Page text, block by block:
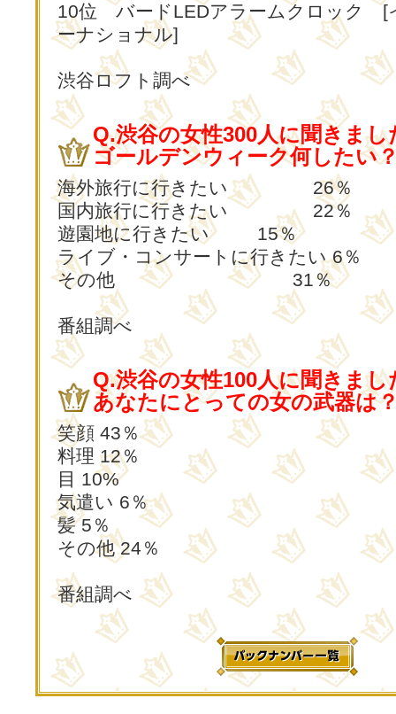
10位 バードLEDアラームクロック [
ーナショナル]
渋谷ロフト調べ
Q.渋谷の女性300人に聞きまし
ゴールデンウィーク何したい
海外旅行に行きたい 26％
国内旅行に行きたい 22％
遊園地に行きたい 15％
ライブ・コンサートに行きたい 6％
その他 31％
番組調べ
Q.渋谷の女性100人に聞きまし
あなたにとっての女の武器は
笑顔 43％
料理 12％
目 10%
気遣い 6％
髪 5％
その他 24％
番組調べ